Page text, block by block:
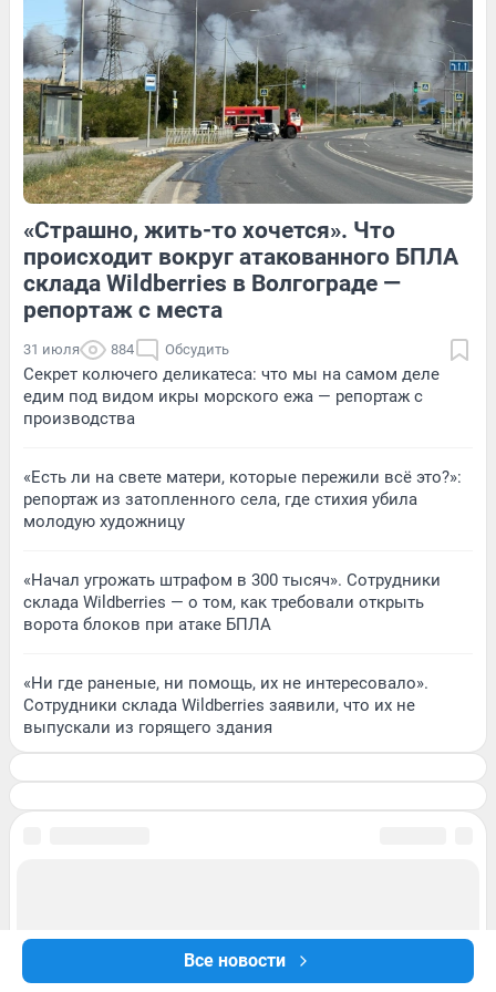
Все новости
Обсудить 1 Обсудить
«Страшно, жить-то хочется». Что
происходит вокруг атакованного БПЛА
склада Wildberries в Волгограде —
репортаж с места
31 июля 884 Обсудить
Секрет колючего деликатеса: что мы на самом деле
едим под видом икры морского ежа — репортаж с
производства
«Есть ли на свете матери, которые пережили всё это?»:
репортаж из затопленного села, где стихия убила
молодую художницу
«Начал угрожать штрафом в 300 тысяч». Сотрудники
склада Wildberries — о том, как требовали открыть
ворота блоков при атаке БПЛА
«Ни где раненые, ни помощь, их не интересовало».
Сотрудники склада Wildberries заявили, что их не
выпускали из горящего здания